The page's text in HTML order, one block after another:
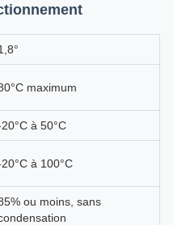
maximum
à 50°C
à 100°C
ou moins, sans